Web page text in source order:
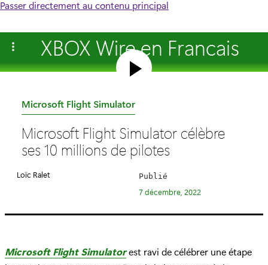
Passer directement au contenu principal
XBOX Wire en Francais
C
t
é
i
:
Microsoft Flight Simulator
Microsoft Flight Simulator célèbre
ses 10 millions de pilotes
Loïc Ralet Publié
7 décembre, 2022
Microsoft Flight Simulatorest ravi de célébrer une étape